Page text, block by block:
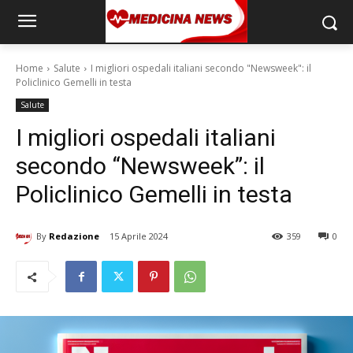
Home Salute
I migliori ospedali italiani secondo "Newsweek": il
Policlinico Gemelli in testa
Salute
I migliori ospedali italiani
secondo “Newsweek”: il
Policlinico Gemelli in testa
By Redazione 15 Aprile 2024 0
359